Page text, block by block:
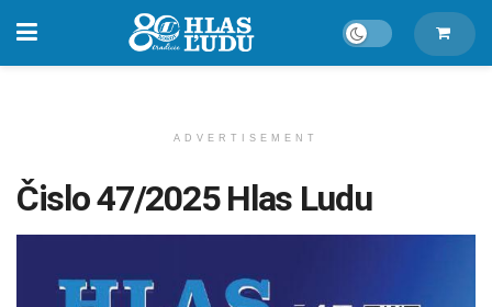
ADVERTISEMENT
Čislo 47/2025 Hlas Ludu